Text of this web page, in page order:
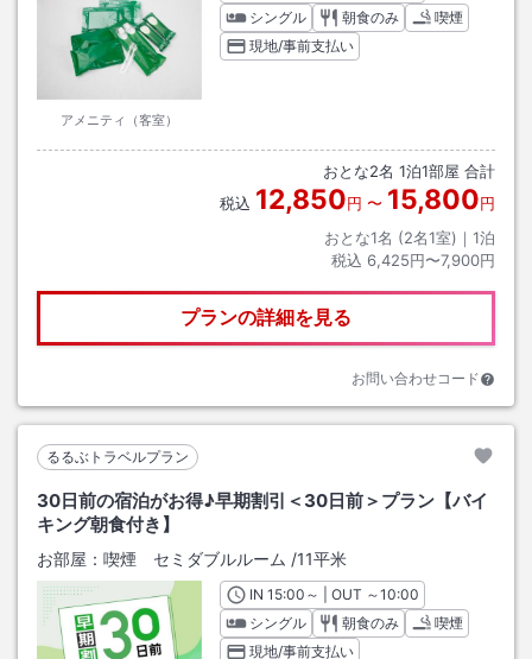
アメニティ（客室）
シングル
朝食のみ
喫煙
現地/事前支払い
おとな2名 1泊1部屋 合計
税込 12,850円 〜 15,800円
おとな1名 (2名1室)｜ 1泊
税込 6,425円〜7,900円
プランの詳細を見る
お問い合わせコード
るるぶトラベルプラン
30日前の宿泊がお得♪早期割引＜30日前＞プラン【バイ
キング朝食付き】
お部屋： 喫煙 セミダブルルーム /11平米
INチェックイン
15:00 ～ | OUT チェックアウト
～10:00
シングル
朝食のみ
喫煙
現地/事前支払い